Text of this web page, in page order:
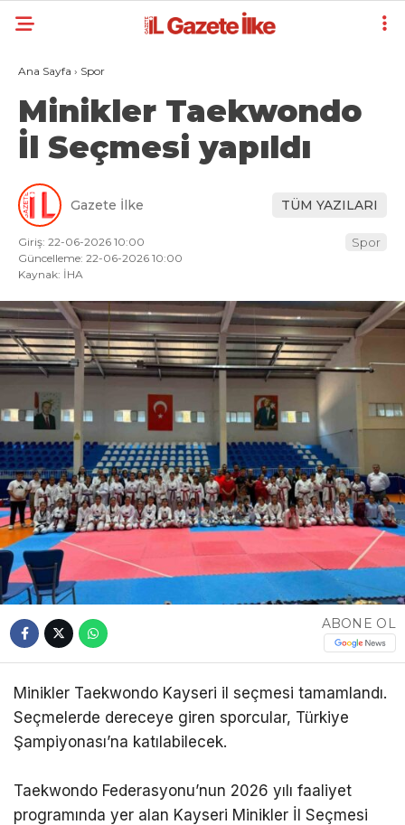
Ana Sayfa › Spor
Minikler Taekwondo
İl Seçmesi yapıldı
Gazete İlke TÜM YAZILARI
Giriş: 22-06-2026 10:00
Güncelleme: 22-06-2026 10:00
Kaynak: İHA
Spor
ABONE OL
Minikler Taekwondo Kayseri il seçmesi tamamlandı.
Seçmelerde dereceye giren sporcular, Türkiye
Şampiyonası’na katılabilecek.
Taekwondo Federasyonu’nun 2026 yılı faaliyet
programında yer alan Kayseri Minikler İl Seçmesi